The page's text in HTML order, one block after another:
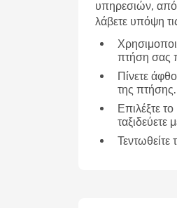
υπηρεσιών, από
λάβετε υπόψη
πτήση σας
Πίνετε
της πτήσης.
Επιλέξτε
ταξιδεύετε
Τεντωθείτε